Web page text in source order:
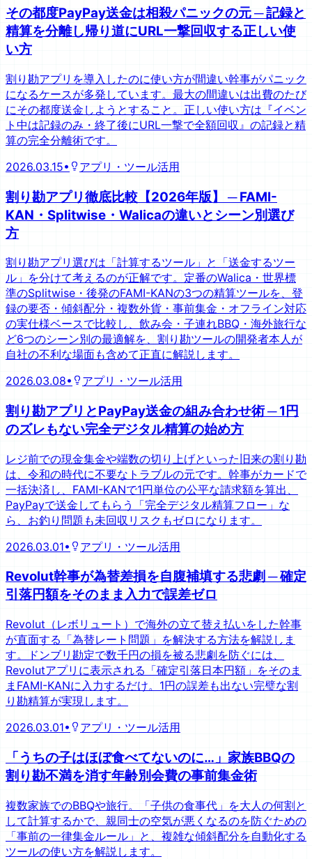
その都度PayPay送金は相殺パニックの元 ─ 記録と
精算を分離し帰り道にURL一撃回収する正しい使
い方
割り勘アプリを導入したのに使い方が間違い幹事がパニック
になるケースが多発しています。最大の間違いは出費のたび
にその都度送金しようとすること。正しい使い方は『イベン
ト中は記録のみ・終了後にURL一撃で全額回収』の記録と精
算の完全分離術です。
2026.03.15• アプリ・ツール活用
割り勘アプリ徹底比較【2026年版】 ─ FAMI-
KAN・Splitwise・Walicaの違いとシーン別選び
方
割り勘アプリ選びは「計算するツール」と「送金するツー
ル」を分けて考えるのが正解です。定番のWalica・世界標
準のSplitwise・後発のFAMI-KANの3つの精算ツールを、登
録の要否・傾斜配分・複数外貨・事前集金・オフライン対応
の実仕様ベースで比較し、飲み会・子連れBBQ・海外旅行な
ど6つのシーン別の最適解を、割り勘ツールの開発者本人が
自社の不利な場面も含めて正直に解説します。
2026.03.08• アプリ・ツール活用
割り勘アプリとPayPay送金の組み合わせ術 ─ 1円
のズレもない完全デジタル精算の始め方
レジ前での現金集金や端数の切り上げといった旧来の割り勘
は、令和の時代に不要なトラブルの元です。幹事がカードで
一括決済し、FAMI-KANで1円単位の公平な請求額を算出、
PayPayで送金してもらう「完全デジタル精算フロー」な
ら、お釣り問題も未回収リスクもゼロになります。
2026.03.01• アプリ・ツール活用
Revolut幹事が為替差損を自腹補填する悲劇 ─ 確定
引落円額をそのまま入力で誤差ゼロ
Revolut（レボリュート）で海外の立て替え払いをした幹事
が直面する「為替レート問題」を解決する方法を解説しま
す。ドンブリ勘定で数千円の損を被る悲劇を防ぐには、
Revolutアプリに表示される「確定引落日本円額」をそのま
まFAMI-KANに入力するだけ。1円の誤差も出ない完璧な割
り勘精算が実現します。
2026.03.01• アプリ・ツール活用
「うちの子はほぼ食べてないのに…」家族BBQの
割り勘不満を消す年齢別会費の事前集金術
複数家族でのBBQや旅行。「子供の食事代」を大人の何割と
して計算するかで、親同士の空気が悪くなるのを防ぐための
「事前の一律集金ルール」と、複雑な傾斜配分を自動化する
ツールの使い方を解説します。